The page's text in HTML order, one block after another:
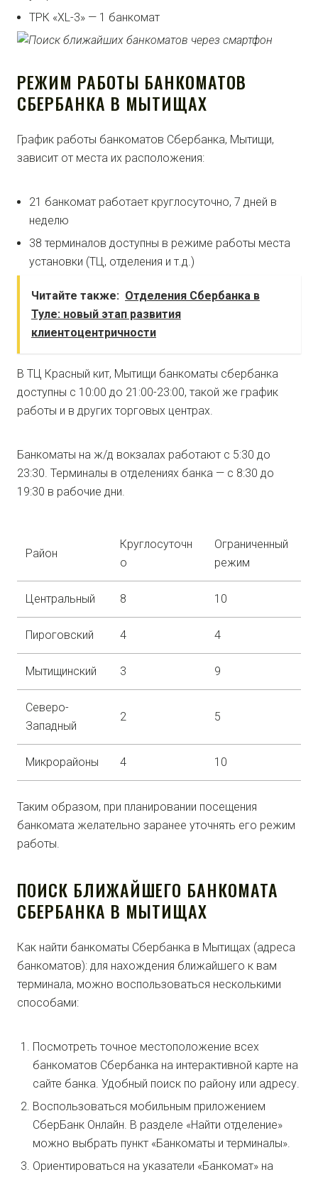
ТРК «XL-3» — 1 банкомат
РЕЖИМ РАБОТЫ БАНКОМАТОВ
СБЕРБАНКА В МЫТИЩАХ
График работы банкоматов Сбербанка, Мытищи,
зависит от места их расположения:
21 банкомат работает круглосуточно, 7 дней в
неделю
38 терминалов доступны в режиме работы места
установки (ТЦ, отделения и т.д.)
Читайте также: Отделения Сбербанка в
Туле: новый этап развития
клиентоцентричности
В ТЦ Красный кит, Мытищи банкоматы сбербанка
доступны с 10:00 до 21:00-23:00, такой же график
работы и в других торговых центрах.
Банкоматы на ж/д вокзалах работают с 5:30 до
23:30. Терминалы в отделениях банка — с 8:30 до
19:30 в рабочие дни.
Район
Круглосуточн
о
Ограниченный
режим
Центральный 8 10
Пироговский 4 4
Мытищинский 3 9
Северо-
Западный
2 5
Микрорайоны 4 10
Таким образом, при планировании посещения
банкомата желательно заранее уточнять его режим
работы.
ПОИСК БЛИЖАЙШЕГО БАНКОМАТА
СБЕРБАНКА В МЫТИЩАХ
Как найти банкоматы Сбербанка в Мытищах (адреса
банкоматов): для нахождения ближайшего к вам
терминала, можно воспользоваться несколькими
способами:
Посмотреть точное местоположение всех
банкоматов Сбербанка на интерактивной карте на
сайте банка. Удобный поиск по району или адресу.
Воспользоваться мобильным приложением
СберБанк Онлайн. В разделе «Найти отделение»
можно выбрать пункт «Банкоматы и терминалы».
Ориентироваться на указатели «Банкомат» на